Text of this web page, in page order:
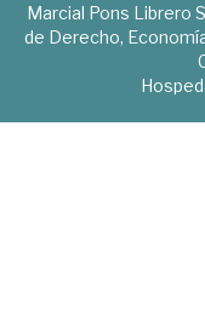
Marcial Pons Librero
de Derecho,